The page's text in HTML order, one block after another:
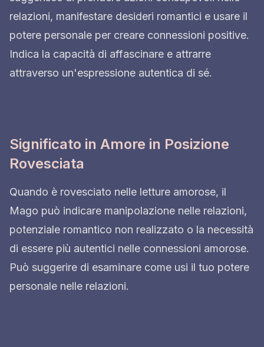
relazioni, manifestare desideri romantici e usare il
potere personale per creare connessioni positive.
Indica la capacità di affascinare e attrarre
attraverso un'espressione autentica di sé.
Significato in Amore in Posizione
Rovesciata
Quando è rovesciato nelle letture amorose, il
Mago può indicare manipolazione nelle relazioni,
potenziale romantico non realizzato o la necessità
di essere più autentici nelle connessioni amorose.
Può suggerire di esaminare come usi il tuo potere
personale nelle relazioni.